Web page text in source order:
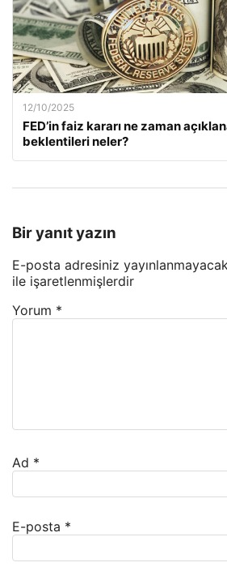
12/10/2025
FED’in faiz kararı ne zaman
beklentileri neler?
Bir yanıt yazın
E-posta adresiniz
ile işaretlenmişlerdir
Yorum *
Ad *
E-posta *